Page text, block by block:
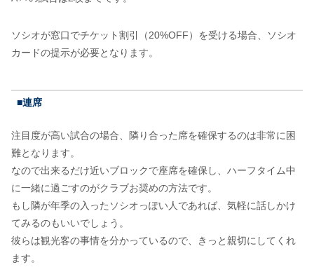
ソシオが窓口でチケット割引（20%OFF）を受ける場合、ソシオ
カードの提示が必要となります。
■連席
注目度が高い試合の場合、隣り合った席を確保するのは非常に困
難となります。
なので出来るだけ近いブロックで座席を確保し、ハーフタイム中
に一緒に過ごすのがクラブお奨めの方法です。
もし隣が年季の入ったソシオっぽい人であれば、気軽に話しかけ
てみるのもいいでしょう。
彼らは観光客の事情を分かっているので、きっと親切にしてくれ
ます。